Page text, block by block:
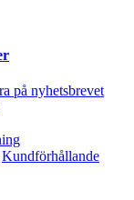
på nyhetsbrevet
Kundförhållande